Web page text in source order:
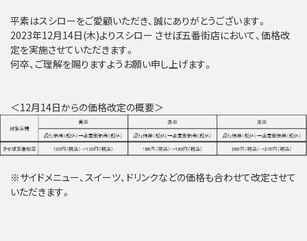
平素はスシローをご愛顧いただき、誠にありがとうございます。
2023年12月14日(木)よりスシロー させぼ五番街店において、価格改
定を実施させていただきます。
何卒、ご理解を賜りますようお願い申し上げます。
＜12月14日からの価格改定の概要＞
※サイドメニュー、スイーツ、ドリンクなどの価格も合わせて改定させて
いただきます。